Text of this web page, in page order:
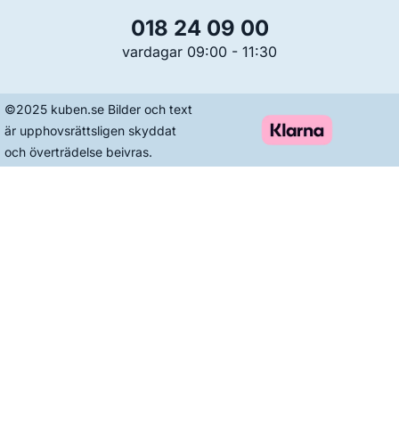
018 24 09 00
vardagar 09:00 - 11:30
©2025 kuben.se Bilder och text
är upphovsrättsligen skyddat
och överträdelse beivras.